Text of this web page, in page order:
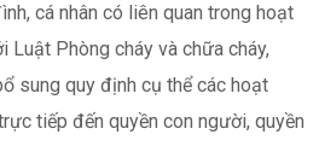
cá nhân có liên quan trong hoạt
Luật Phòng cháy và chữa cháy,
sung quy định cụ thể các hoạt
tiếp đến quyền con người, quyền